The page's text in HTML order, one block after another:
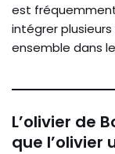
est
intégrer
ensemble dans
L’olivier de
que l’olivier